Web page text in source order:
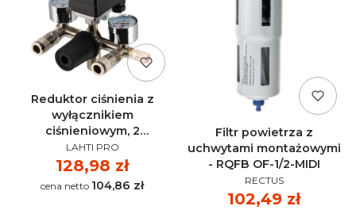
Reduktor ciśnienia z
wyłącznikiem
ciśnieniowym, 2
manometry, 2
szybkozłącza Aipress -
36840-R
PRODUCENT
LAHTI PRO
Cena
128,98 zł
Cena 104,86 zł
Filtr powietrza z
uchwytami montażowymi
- RQFB OF-1/2-MIDI
PRODUCENT
RECTUS
Cena
102,49 zł